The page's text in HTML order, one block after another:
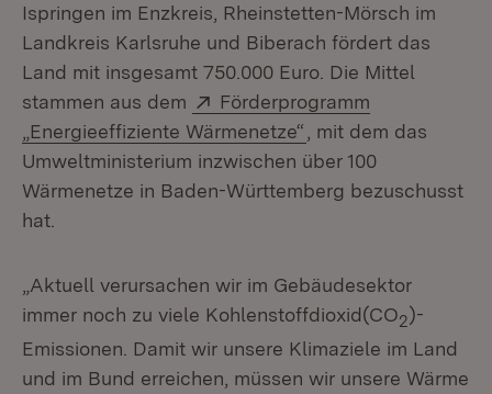
Ispringen im Enzkreis, Rheinstetten-Mörsch im
Landkreis Karlsruhe und Biberach fördert das
Land mit insgesamt 750.000 Euro. Die Mittel
stammen aus dem
Extern:
Förderprogramm
„Energieeffiziente Wärmenetze“ (Öffnet in neuem
, mit dem das
Umweltministerium inzwischen über 100
Wärmenetze in Baden-Württemberg bezuschusst
hat.
„Aktuell verursachen wir im Gebäudesektor
immer noch zu viele Kohlenstoffdioxid(CO2)-
Emissionen. Damit wir unsere Klimaziele im Land
und im Bund erreichen, müssen wir unsere Wärme